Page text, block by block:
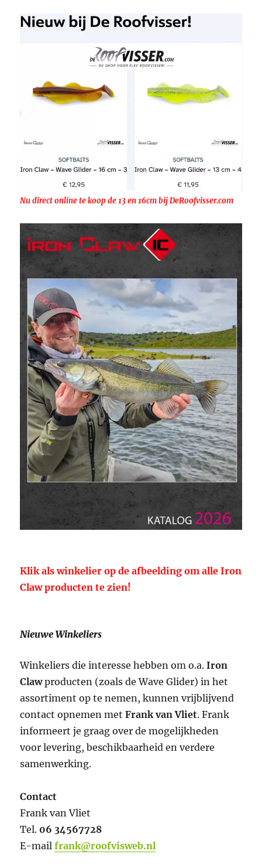
Nu direct online te koop de 13 en 16cm bij DeRoofvisser.com
Klik als winkelier op de afbeelding om alle Iron
Claw producten te zien!
Nieuwe Winkeliers
Winkeliers die interesse hebben om o.a.Iron
Clawproducten (zoals de Wave Glider) in het
assortiment op te nemen, kunnen vrijblijvend
contact opnemen metFrank van Vliet. Frank
informeert je graag over de mogelijkheden
voor levering, beschikbaarheid en verdere
samenwerking.
Contact
Frank van Vliet
Tel. 06 34567728
E-mailfrank@roofvisweb.nl